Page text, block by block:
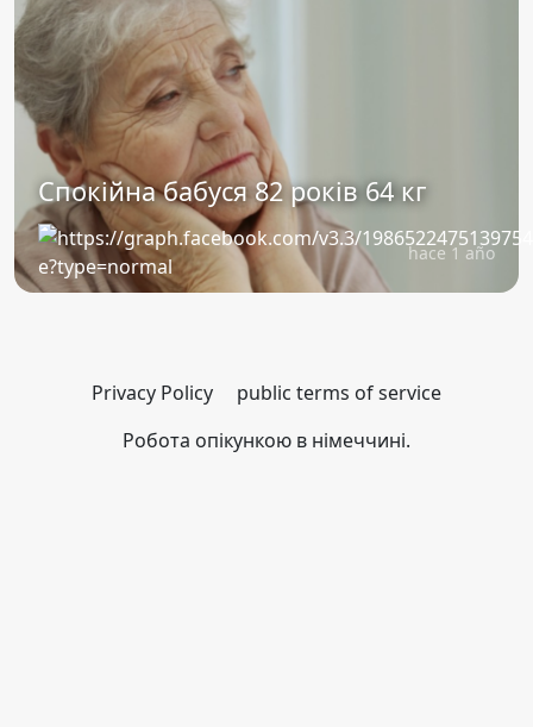
Спокійна бабуся 82 років 64 кг
hace 1 año
Privacy Policy
public terms of service
Робота опікункою в німеччині.